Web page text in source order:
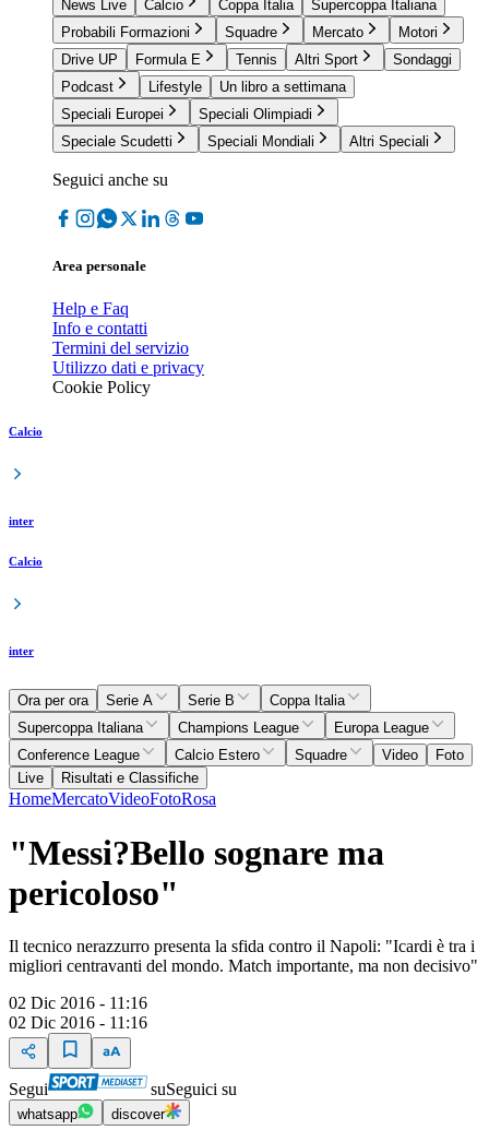
News Live
Calcio Coppa Italia
Supercoppa Italiana
Probabili Formazioni
Squadre Mercato
Motori
Drive UP
Formula E Tennis Altri Sport
Sondaggi
Podcast
Lifestyle
Un libro a settimana
Speciali Europei
Speciali Olimpiadi
Speciale Scudetti
Speciali Mondiali Altri Speciali
Seguici anche su
Area personale
Help e Faq
Info e contatti
Termini del servizio
Utilizzo dati e privacy
Cookie Policy
Calcio
inter
Calcio
inter
Ora per ora Serie A Serie B
Coppa Italia
Supercoppa Italiana
Champions League
Europa League
Conference League
Calcio Estero Squadre Video
Foto
Live
Risultati e Classifiche
HomeMercatoVideoFotoRosa
"Messi?Bello sognare ma
pericoloso"
Il tecnico nerazzurro presenta la sfida contro il Napoli: "Icardi è tra i
migliori centravanti del mondo. Match importante, ma non decisivo"
02 Dic 2016 - 11:16
02 Dic 2016 - 11:16
Segui suSeguici su
whatsapp discover